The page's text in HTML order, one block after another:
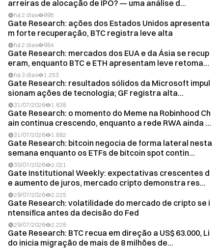
arreiras de alocação de IPO? — uma análise d...
há 2 dias 995
Gate Research: ações dos Estados Unidos apresenta
m forte recuperação, BTC registra leve alta
há 2 dias 984
Gate Research: mercados dos EUA e da Ásia se recup
eram, enquanto BTC e ETH apresentam leve retomad
a há 3 dias 1.253
Gate Research: resultados sólidos da Microsoft impul
sionam ações de tecnologia; GF registra alta...
31/07/2026 1.838
Gate Research: o momento do Meme na Robinhood Ch
ain continua crescendo, enquanto a rede RWA ainda e
s...31/07/2026 1.882
Gate Research: bitcoin negocia de forma lateral nesta
semana enquanto os ETFs de bitcoin spot contin...
30/07/2026 2.021
Gate Institutional Weekly: expectativas crescentes d
e aumento de juros, mercado cripto demonstra res...
29/07/2026 2.225
Gate Research: volatilidade do mercado de cripto se i
ntensifica antes da decisão do Fed
29/07/2026 2.228
Gate Research: BTC recua em direção a US$ 63.000, Li
do inicia migração de mais de 8 milhões de...